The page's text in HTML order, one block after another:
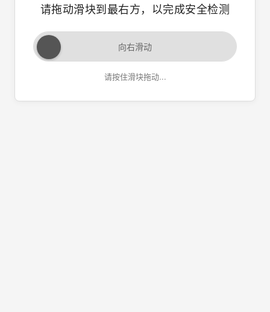
请拖动滑块到最右方，以完成安全检测
向右滑动
请按住滑块拖动...